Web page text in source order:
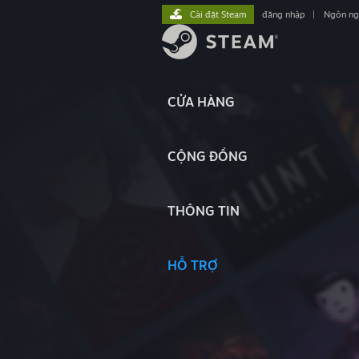
CỬA HÀNG
CỘNG ĐỒNG
THÔNG TIN
HỖ TRỢ
Cài đặt Steam đăng nhập Ngôn